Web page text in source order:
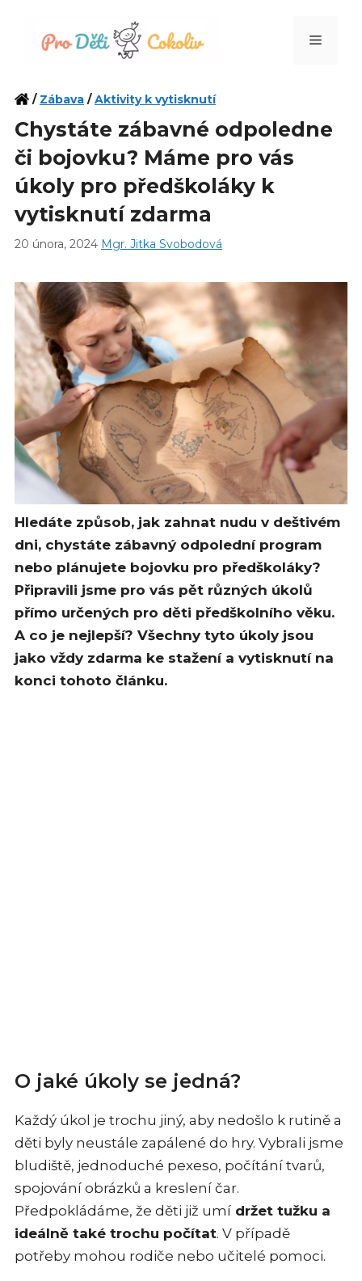
Menu
/ Zábava /Aktivity k vytisknutí
Chystáte zábavné odpoledne
či bojovku? Máme pro vás
úkoly pro předškoláky k
vytisknutí zdarma
20 února, 2024 Mgr. Jitka Svobodová
Hledáte způsob, jak zahnat nudu v deštivém
dni, chystáte zábavný odpolední program
nebo plánujete bojovku pro předškoláky?
Připravili jsme pro vás pět různých úkolů
přímo určených pro děti předškolního věku.
A co je nejlepší? Všechny tyto úkoly jsou
jako vždy zdarma ke stažení a vytisknutí na
konci tohoto článku.
O jaké úkoly se jedná?
Každý úkol je trochu jiný, aby nedošlo k rutině a
děti byly neustále zapálené do hry. Vybrali jsme
bludiště, jednoduché pexeso, počítání tvarů,
spojování obrázků a kreslení čar.
Předpokládáme, že děti již umí držet tužku a
ideálně také trochu počítat. V případě
potřeby mohou rodiče nebo učitelé pomoci.